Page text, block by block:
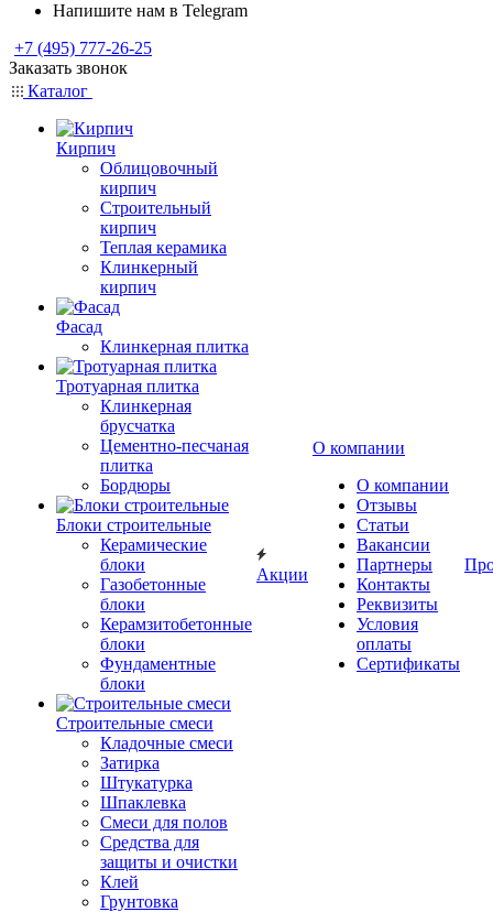
Напишите нам в Telegram
+7 (495) 777-26-25
Заказать звонок
Каталог
Кирпич
Облицовочный
кирпич
Строительный
кирпич
Теплая керамика
Клинкерный
кирпич
Фасад
Клинкерная плитка
Тротуарная плитка
Клинкерная
брусчатка
Цементно-песчаная
плитка
Бордюры
Блоки строительные
Керамические
блоки
Газобетонные
блоки
Керамзитобетонные
блоки
Фундаментные
блоки
Строительные смеси
Кладочные смеси
Затирка
Штукатурка
Шпаклевка
Смеси для полов
Средства для
защиты и очистки
Клей
Грунтовка
Акции
О компании
О компании
Отзывы
Статьи
Вакансии
Партнеры
Контакты
Реквизиты
Условия
оплаты
Сертификаты